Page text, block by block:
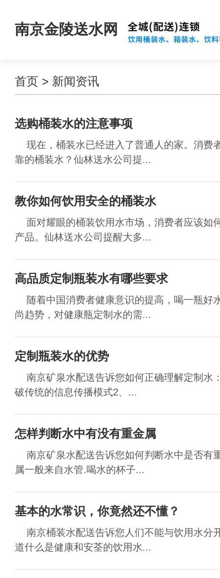
南京金陵送水网
首页 > 新闻资讯
选购桶装水的注意事项
现在，桶装水已经进入了普通人的家。消费
靠的桶装水？仙林送水公司提...
教你如何饮用安全的桶装水
面对耀眼的桶装饮用水市场，消费者应该如
产品。仙林送水公司提醒大多...
高品质定制瓶装水有哪些要求
随着中国消费者健康意识的提高，喝一瓶好
尚趋势，对健康瓶定制水的需...
定制瓶装水的优势
南京矿泉水配送告诉您如何正确理解定制水
破传统的信息传播模式2、...
怎样判断水中有没有重金属
南京矿泉水配送告诉您如何判断水中是否有
属一般来自水管.喝水的杯子...
基本的水常识，你竟然还不懂？
南京桶装水配送告诉您人们不能与饮用水分
道什么是健康和安荃的饮用水...